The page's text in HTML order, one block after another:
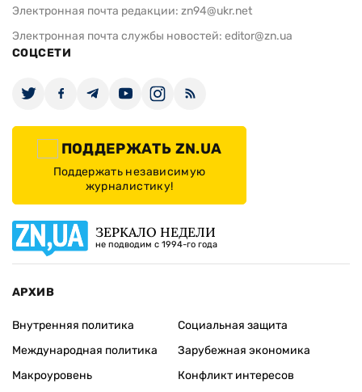
Электронная почта редакции: zn94@ukr.net
Электронная почта службы новостей: editor@zn.ua
СОЦСЕТИ
ПОДДЕРЖАТЬ ZN.UA
Поддержать независимую
журналистику!
ЗЕРКАЛО НЕДЕЛИ
не подводим с 1994-го года
АРХИВ
Внутренняя политика
Международная политика
Макроуровень
Социальная защита
Зарубежная экономика
Конфликт интересов